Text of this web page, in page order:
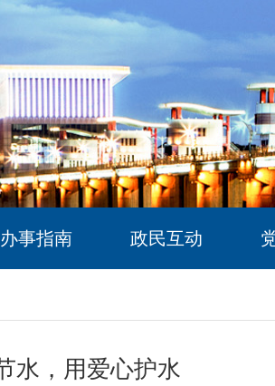
办事指南 政民互动
水，用爱心护水